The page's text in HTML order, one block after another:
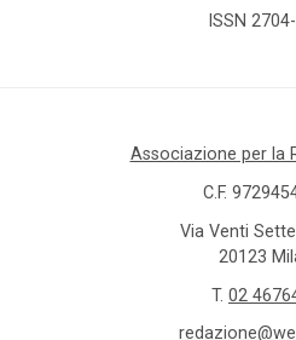
ISSN
Associazione per la
C.F.
Via Venti
20123
T. 02